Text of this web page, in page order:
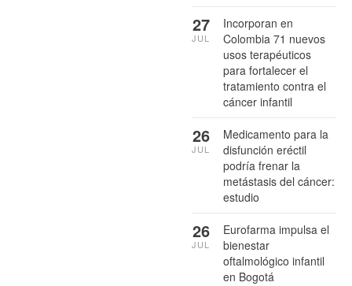
Incorporan en
Colombia 71 nuevos
usos terapéuticos
para fortalecer el
tratamiento contra el
cáncer infantil
27
JUL
Medicamento para la
disfunción eréctil
podría frenar la
metástasis del cáncer:
estudio
26
JUL
Eurofarma impulsa el
bienestar
oftalmológico infantil
en Bogotá
26
JUL